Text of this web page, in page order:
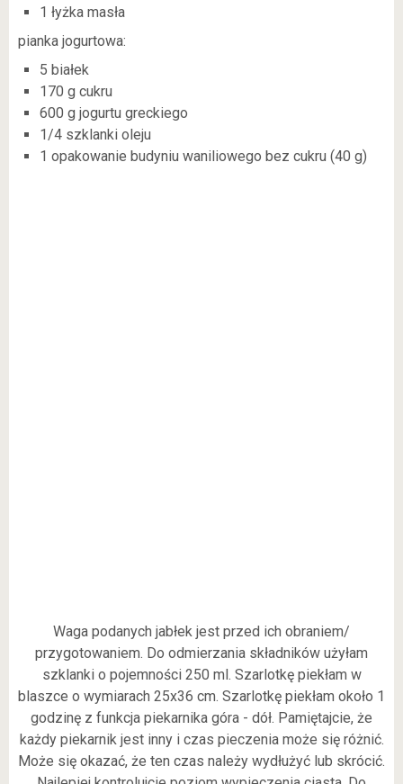
1 łyżka masła
pianka jogurtowa:
5 białek
170 g cukru
600 g jogurtu greckiego
1/4 szklanki oleju
1 opakowanie budyniu waniliowego bez cukru (40 g)
Waga podanych jabłek jest przed ich obraniem/
przygotowaniem. Do odmierzania składników użyłam
szklanki o pojemności 250 ml. Szarlotkę piekłam w
blaszce o wymiarach 25x36 cm. Szarlotkę piekłam około 1
godzinę z funkcja piekarnika góra - dół. Pamiętajcie, że
każdy piekarnik jest inny i czas pieczenia może się różnić.
Może się okazać, że ten czas należy wydłużyć lub skrócić.